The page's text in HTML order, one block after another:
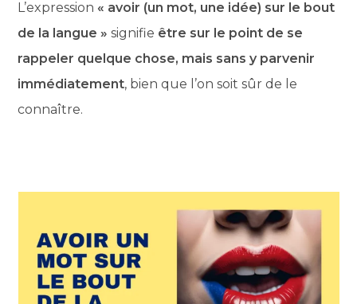
L’expression « avoir (un mot, une idée) sur le bout
de la langue » signifie être sur le point de se
rappeler quelque chose, mais sans y parvenir
immédiatement, bien que l’on soit sûr de le
connaître.